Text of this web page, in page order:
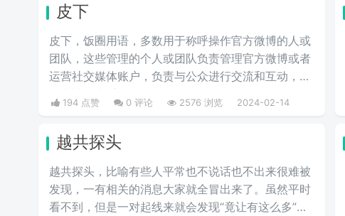
皮下
皮下，饭圈用语，多数用于称呼操作官方微博的人或
团队，这些管理的个人或团队负责管理官方微博或者
运营社交媒体账户，负责与公众进行交流和互动，有
时也被称为“官皮”。
194 点赞 0 评论 2576 浏览 2024-02-14
越共探头
越共探头，比喻有些人平常也不说话也不出来很难被
发现，一有相关的消息大家就全冒出来了。虽然平时
看不到，但是一对起线来就会发现“竟让有这么多”的